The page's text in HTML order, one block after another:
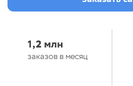
1,2 млн
заказов в месяц